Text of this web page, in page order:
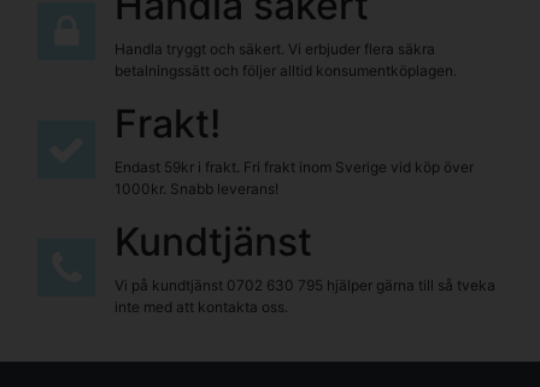
Handla tryggt och säkert. Vi erbjuder flera säkra
betalningssätt och följer alltid konsumentköplagen.
Frakt!
Endast 59kr i frakt. Fri frakt inom Sverige vid köp över
1000kr. Snabb leverans!
Kundtjänst
Vi på kundtjänst 0702 630 795 hjälper gärna till så tveka
inte med att kontakta oss.